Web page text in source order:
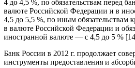
4 до 4,5 %, по обязательствам перед
валюте Российской Федерации и в
4,5 до 5,5 %, по иным обязательствам
в валюте Российской Федерации и
иностранной валюте — с 4,5 до 5 %
Банк России в 2012 г. продолжает
инструменты предоставления и